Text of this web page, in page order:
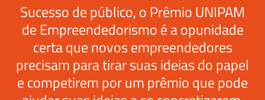
Sucesso de público, o Prêmio UNIPAM
de Empreendedorismo é a opunidade
certa que novos empreendedores
precisam para tirar suas ideias do papel
e competirem por um prêmio que pode